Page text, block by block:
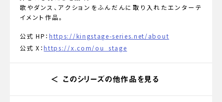
歌やダンス、アクションをふんだんに取り入れたエンターテ
イメント作品。
公式 HP：https://kingstage-series.net/about
公式 X：https://x.com/ou_stage
このシリーズの他作品を見る